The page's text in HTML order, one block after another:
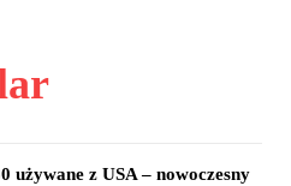
używane z USA – nowoczesny